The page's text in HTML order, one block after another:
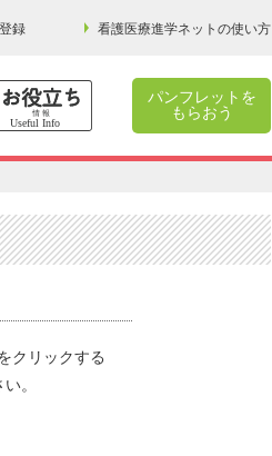
録 看護医療進学ネットの使い方
パンフレットを
もらおう
クリックする
。